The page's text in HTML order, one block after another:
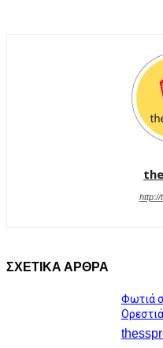
http://
ΣΧΕΤΙΚΑ ΑΡΘΡΑ
Φωτιά